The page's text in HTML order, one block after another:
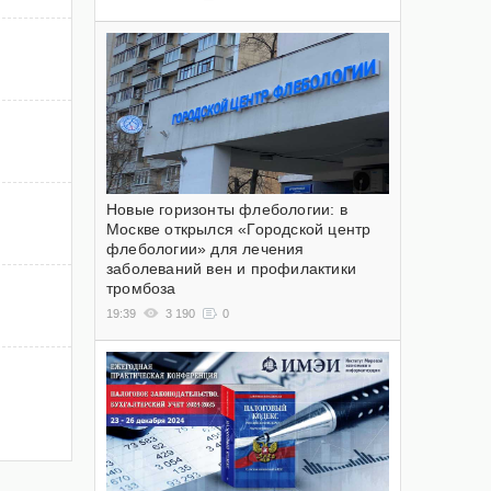
Новые горизонты флебологии: в
Москве открылся «Городской центр
флебологии» для лечения
заболеваний вен и профилактики
тромбоза
19:39 3 190 0